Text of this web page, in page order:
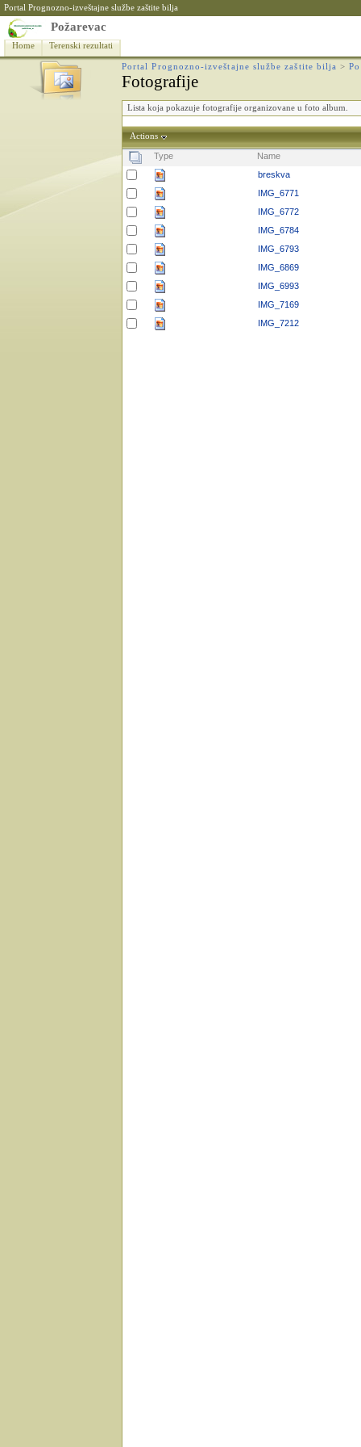
Portal Prognozno-izveštajne službe zaštite bilja
Požarevac
Home Terenski rezultati
Portal Prognozno-izveštajne službe zaštite bilja >
Fotografije
Lista koja pokazuje fotografije organizovane u foto album.
Actions
Type
Name
breskva
IMG_6771
IMG_6772
IMG_6784
IMG_6793
IMG_6869
IMG_6993
IMG_7169
IMG_7212